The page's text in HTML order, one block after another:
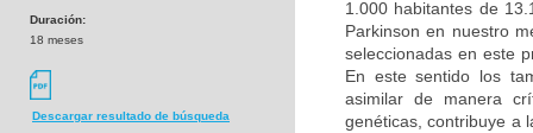
Duración:
18 meses
Descargar resultado de búsqueda
1.000 habitantes de
Parkinson en nuestro
seleccionadas en este
En este sentido los
asimilar de manera
genéticas, contribuye a